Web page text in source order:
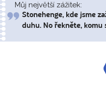
Můj největší zážitek:
Stonehenge, kde jsme
duhu. No řekněte, komu